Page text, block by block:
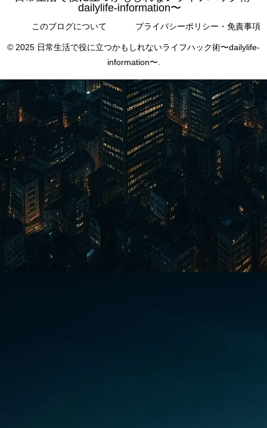
dailylife-information〜
このブログについて プライバシーポリシー・免責事項
© 2025 日常生活で役に立つかもしれないライフハック術〜dailylife-
information〜.